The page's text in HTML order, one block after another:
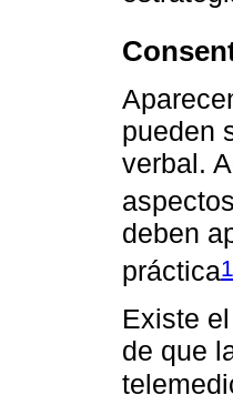
pueden
verbal.
deben
práctica
Existe
de que